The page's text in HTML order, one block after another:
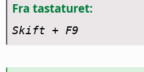
Fra tastaturet:
Skift + F9